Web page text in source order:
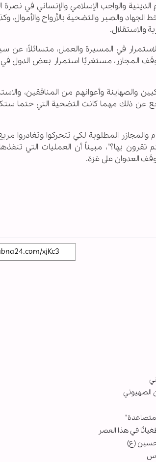
والواجب الإسلامي والإنساني في نصرة
والصبر والتضحية بالأرواح والأموال، وكذا
والاستقلال.
في المسيرة والعمل، متسائلاً: عن
المجازر، مستغربًا استمرار بعض الدول
والصهاينة وأعوانهم من المنافقين،
عن ذلك مهما كانت التضحية التي حتما
والمجازر المطلوبة لكي تتحركوا وتغادروا
بها؟"، مبيناً أن العمليات التي
العدوان على غزة.
الصهيوني
في هذا العصر
(ع)